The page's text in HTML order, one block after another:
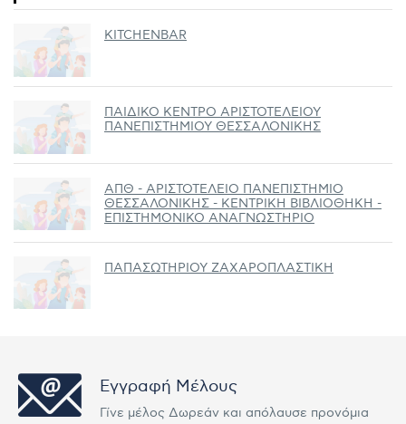
KITCHENBAR
ΠΑΙΔΙΚΟ ΚΕΝΤΡΟ ΑΡΙΣΤΟΤΕΛΕΙΟΥ
ΠΑΝΕΠΙΣΤΗΜΙΟΥ ΘΕΣΣΑΛΟΝΙΚΗΣ
ΑΠΘ - ΑΡΙΣΤΟΤΕΛΕΙΟ ΠΑΝΕΠΙΣΤΗΜΙΟ
ΘΕΣΣΑΛΟΝΙΚΗΣ - ΚΕΝΤΡΙΚΗ ΒΙΒΛΙΟΘΗΚΗ -
ΕΠΙΣΤΗΜΟΝΙΚΟ ΑΝΑΓΝΩΣΤΗΡΙΟ
ΠΑΠΑΣΩΤΗΡΙΟΥ ΖΑΧΑΡΟΠΛΑΣΤΙΚΗ
Εγγραφή Μέλους
Γίνε μέλος Δωρεάν και απόλαυσε προνόμια